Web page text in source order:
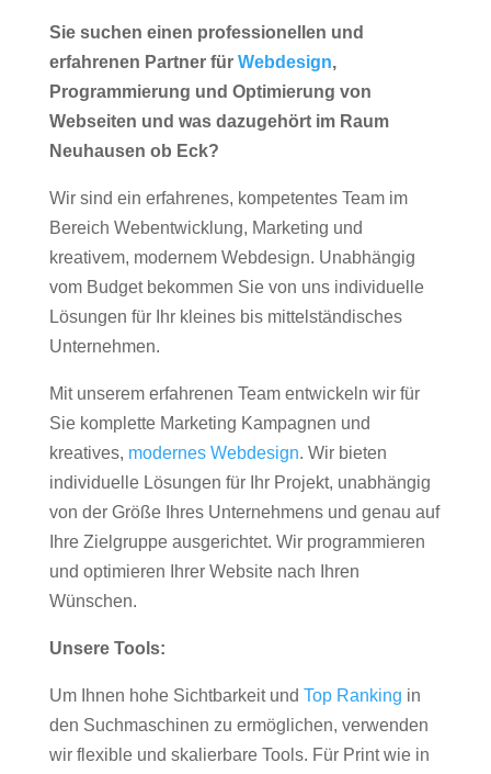
Sie suchen einen professionellen und
erfahrenen Partner für Webdesign,
Programmierung und Optimierung von
Webseiten und was dazugehört im Raum
Neuhausen ob Eck?
Wir sind ein erfahrenes, kompetentes Team im
Bereich Webentwicklung, Marketing und
kreativem, modernem Webdesign. Unabhängig
vom Budget bekommen Sie von uns individuelle
Lösungen für Ihr kleines bis mittelständisches
Unternehmen.
Mit unserem erfahrenen Team entwickeln wir für
Sie komplette Marketing Kampagnen und
kreatives, modernes Webdesign. Wir bieten
individuelle Lösungen für Ihr Projekt, unabhängig
von der Größe Ihres Unternehmens und genau auf
Ihre Zielgruppe ausgerichtet. Wir programmieren
und optimieren Ihrer Website nach Ihren
Wünschen.
Unsere Tools:
Um Ihnen hohe Sichtbarkeit und Top Ranking in
den Suchmaschinen zu ermöglichen, verwenden
wir flexible und skalierbare Tools. Für Print wie in